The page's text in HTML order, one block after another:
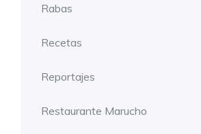
Rabas
Recetas
Reportajes
Restaurante Marucho